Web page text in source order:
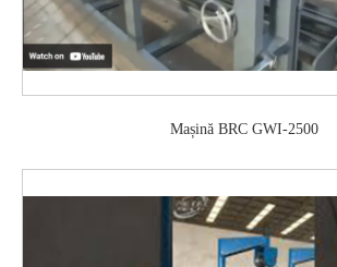
Mașină BRC GWI-2500